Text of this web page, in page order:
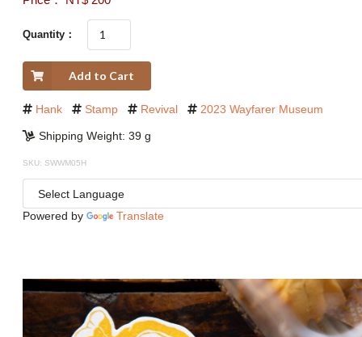
Quantity：
Add to Cart
Hank Stamp Revival 2023 Wayfarer Museum
Shipping Weight: 39 g
SKU: SWWM05H
Powered by Translate